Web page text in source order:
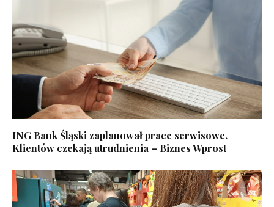
ING Bank Śląski zaplanował prace serwisowe.
Klientów czekają utrudnienia – Biznes Wprost